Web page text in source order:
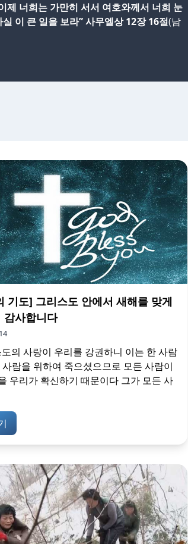
제 너희는 가만히 서서 여호와께서 너희 눈
이 큰 일을 보라” 사무엘상 12장 16절(남
기도] 그리스도 안에서 새해를 맞게
감사합니다
의 사랑이 우리를 강권하니 이는 한 사람
사람을 위하여 죽으셨으므로 모든 사람이
우리가 확신하기 때문이다 그가 모든 사